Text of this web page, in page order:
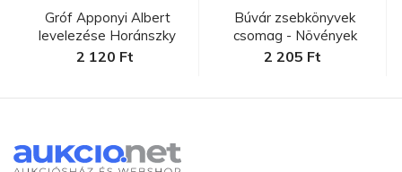
Gróf Apponyi Albert
levelezése Horánszky
Nándorra...
2 120 Ft
Búvár zsebkönyvek
csomag - Növények
2 205 Ft